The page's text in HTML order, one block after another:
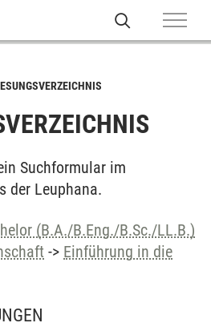
Suchformular im
der Leuphana.
(B.A./B.Eng./B.Sc./LL.B.)
-> Einführung in die